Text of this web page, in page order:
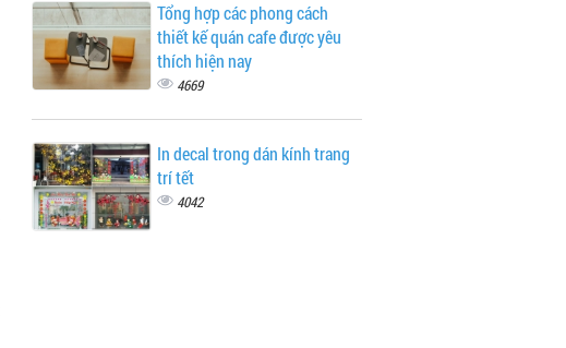
Tổng hợp các phong cách
thiết kế quán cafe được yêu
thích hiện nay
4669
In decal trong dán kính trang
trí tết
4042